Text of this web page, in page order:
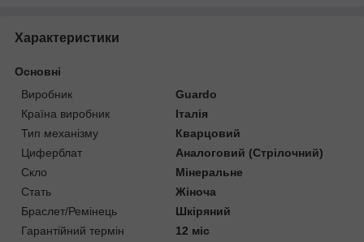
Характеристики
Основні
Виробник
Guardo
Країна виробник
Італія
Тип механізму
Кварцовий
Циферблат
Аналоговий (Стрілочний)
Скло
Мінеральне
Стать
Жіноча
Браслет/Ремінець
Шкіряний
Гарантійний термін
12 міс